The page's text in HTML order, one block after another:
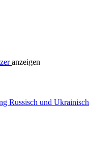
anzeigen
Russisch und Ukrainisch